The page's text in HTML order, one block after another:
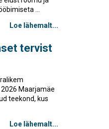
...
Loe lähemalt...
tervist
Maarjamäe
teekond, kus
Loe lähemalt...